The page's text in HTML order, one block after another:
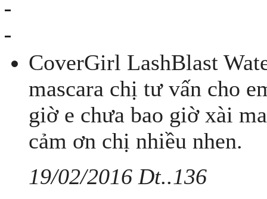
CoverGirl LashBlast
mascara chị tư vấn cho
giờ e chưa bao giờ xài
cảm ơn chị nhiều nhen.
19/02/2016 Dt..136